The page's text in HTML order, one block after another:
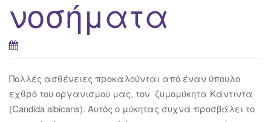
νοσήματα
Πολλές ασθένειες προκαλούνται από έναν ύπουλο
εχθρό του οργανισμού μας, τον ζυμομύκητα Κάντιντα
(Candida albicans). Αυτός ο μύκητας συχνά προσβάλει το